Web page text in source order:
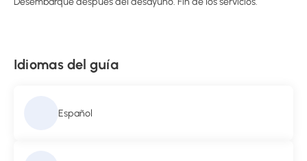
Idiomas del guía
Español